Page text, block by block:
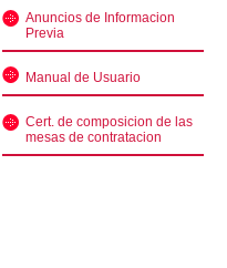
Anuncios de Informacion
Previa
Manual de Usuario
Cert. de composicion de las
mesas de contratacion